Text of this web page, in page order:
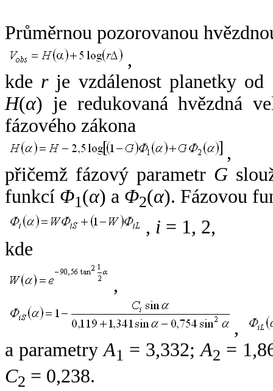
Průměrnou pozorovanou
,
kde rje vzdálenost planetky od
H(α) je redukovaná hvězdná
fázového zákona
,
přičemž fázový parametr G
funkcí Φ1(α) a Φ2(α). Fázovou
, i = 1, 2,
kde
,
,
a parametryA1 = 3,332;A2 =
C2 = 0,238.